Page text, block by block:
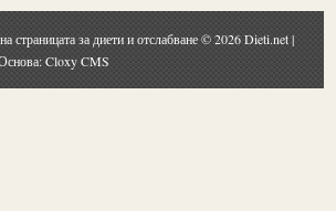
страницата за диети и отслабване© 2026 Dieti.net |
Cloxy CMS